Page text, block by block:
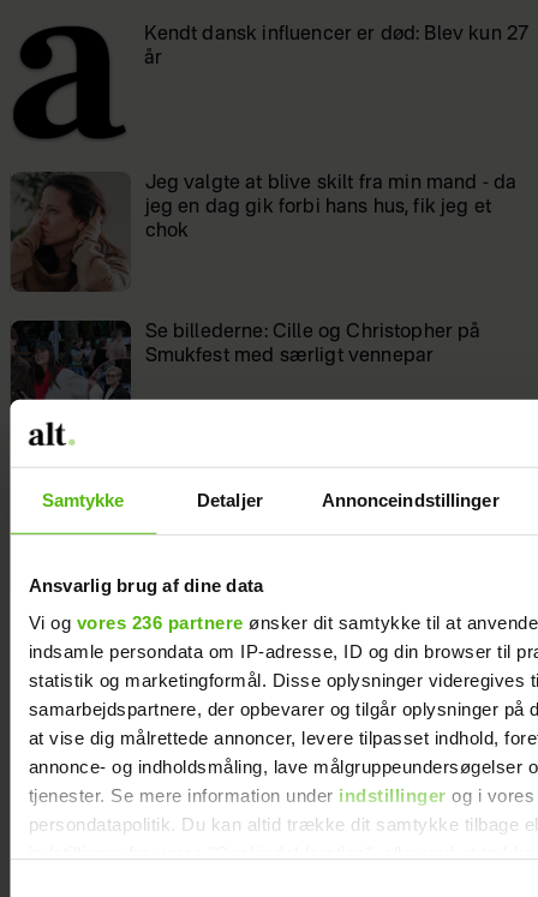
Samtykke Detaljer Annonceindstillinger
Ansvarlig brug af dine data
Vi og vores 236 partnere ønsker dit samtykke til at
indsamle persondata om IP-adresse, ID og din browser til
statistik og marketingformål. Disse oplysninger videregives
samarbejdspartnere, der opbevarer og tilgår oplysninger på
at vise dig målrettede annoncer, levere tilpasset indhold,
annonce- og indholdsmåling, lave målgruppeundersøgelser
tjenester. Se mere information under indstillinger og i vores
persondatapolitik. Du kan altid trække dit samtykke tilbage
Kendt dansk influencer er død: Blev kun 27
år
Jeg valgte at blive skilt fra min mand - da
jeg en dag gik forbi hans hus, fik jeg et
chok
Se billederne: Cille og Christopher på
Smukfest med særligt vennepar
se den her nye film